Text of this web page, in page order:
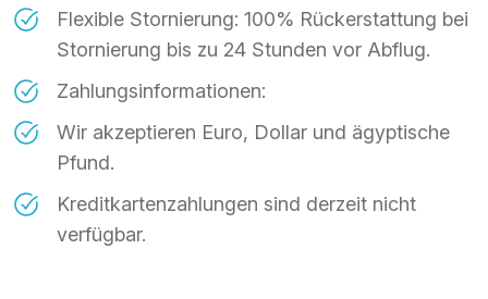
Flexible Stornierung: 100% Rückerstattung bei
Stornierung bis zu 24 Stunden vor Abflug.
Zahlungsinformationen:
Wir akzeptieren Euro, Dollar und ägyptische
Pfund.
Kreditkartenzahlungen sind derzeit nicht
verfügbar.